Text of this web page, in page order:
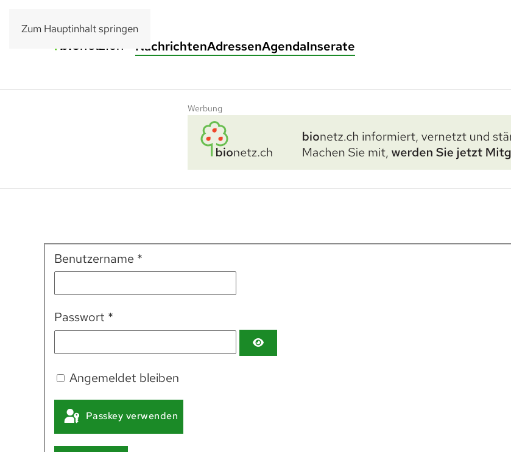
Zum Hauptinhalt springen
NachrichtenAdressenAgendaInserate
Werbung
Benutzername *
Passwort *
Angemeldet bleiben
Passkey verwenden